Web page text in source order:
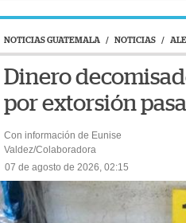
NOTICIAS GUATEMALA / NOTICIAS /
Dinero
por extorsión
Con información de Eunise
Valdez/Colaboradora
07 de agosto de 2026, 02:15